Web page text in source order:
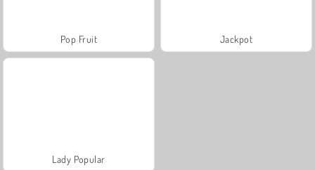
Pop Fruit Jackpot
Lady Popular